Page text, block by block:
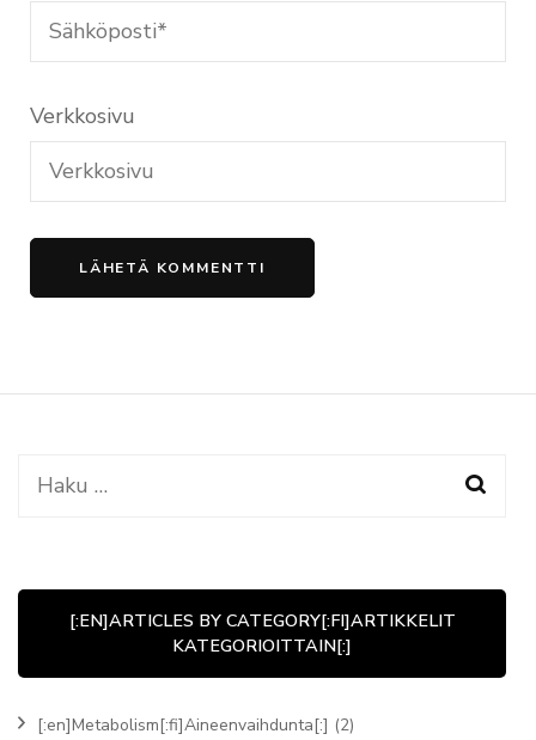
Verkkosivu
Haku:
[:EN]ARTICLES BY CATEGORY[:FI]ARTIKKELIT
KATEGORIOITTAIN[:]
[:en]Metabolism[:fi]Aineenvaihdunta[:] (2)